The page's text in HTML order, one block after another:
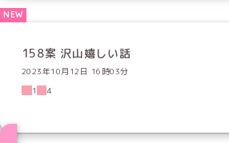
158案 沢山嬉しい話
2023年10月12日 16時03分
1
4